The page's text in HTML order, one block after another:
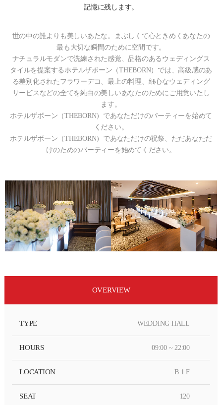
記憶に残します。
世の中の誰よりも美しいあたな。まぶしくて心ときめくあなたの
最も大切な瞬間のために空間です。
ナチュラルモダンで洗練された感覚、品格のあるウェディングス
タイルを提案するホテルザボーン（THEBORN）では、高級感のあ
る差別化されたフラワーデコ、最上の料理、細心なウェディング
サービスなどの全てを純白の美しいあなたのためにご用意いたし
ます。
ホテルザボーン（THEBORN）であなただけのパーティーを始めて
ください。
ホテルザボーン（THEBORN）であなただけの祝祭、ただあなただ
けのためのパーティーを始めてください。
OVERVIEW
TYPE WEDDING HALL
HOURS 09:00 ~ 22:00
LOCATION B 1 F
SEAT 120